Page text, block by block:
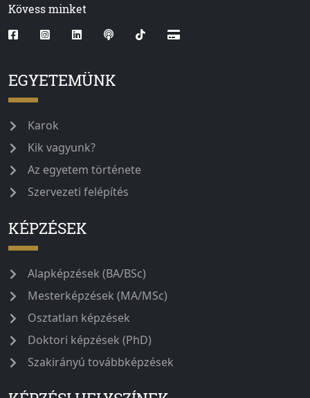
Kövess minket
EGYETEMÜNK
Karok
Kik vagyunk?
Az egyetem története
Szervezeti felépítés
KÉPZÉSEK
Alapképzések (BA/BSc)
Mesterképzések (MA/MSc)
Osztatlan képzések
Doktori képzések (PhD)
Szakirányú továbbképzések